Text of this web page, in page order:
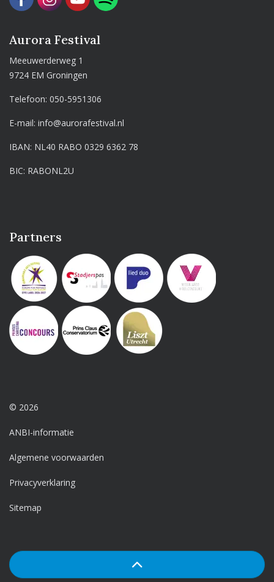
Aurora Festival
Meeuwerderweg 1
9724 EM Groningen
Telefoon:050-5951306
E-mail:info@aurorafestival.nl
IBAN: NL40 RABO 0329 6362 78
BIC: RABONL2U
Partners
© 2026
ANBI-informatie
Algemene voorwaarden
Privacyverklaring
Sitemap